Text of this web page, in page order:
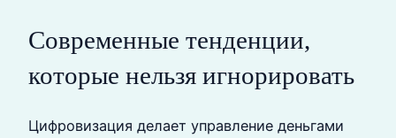
Современные тенденции,
которые нельзя игнорировать
Цифровизация делает управление деньгами